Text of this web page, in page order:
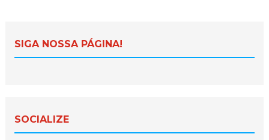
SIGA NOSSA PÁGINA!
SOCIALIZE